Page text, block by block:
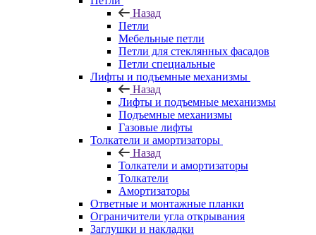
Назад
Петли
Мебельные петли
Петли для стеклянных фасадов
Петли специальные
Лифты и подъемные механизмы
Назад
Лифты и подъемные механизмы
Подъемные механизмы
Газовые лифты
Толкатели и амортизаторы
Назад
Толкатели и амортизаторы
Толкатели
Амортизаторы
Ответные и монтажные планки
Ограничители угла открывания
Заглушки и накладки